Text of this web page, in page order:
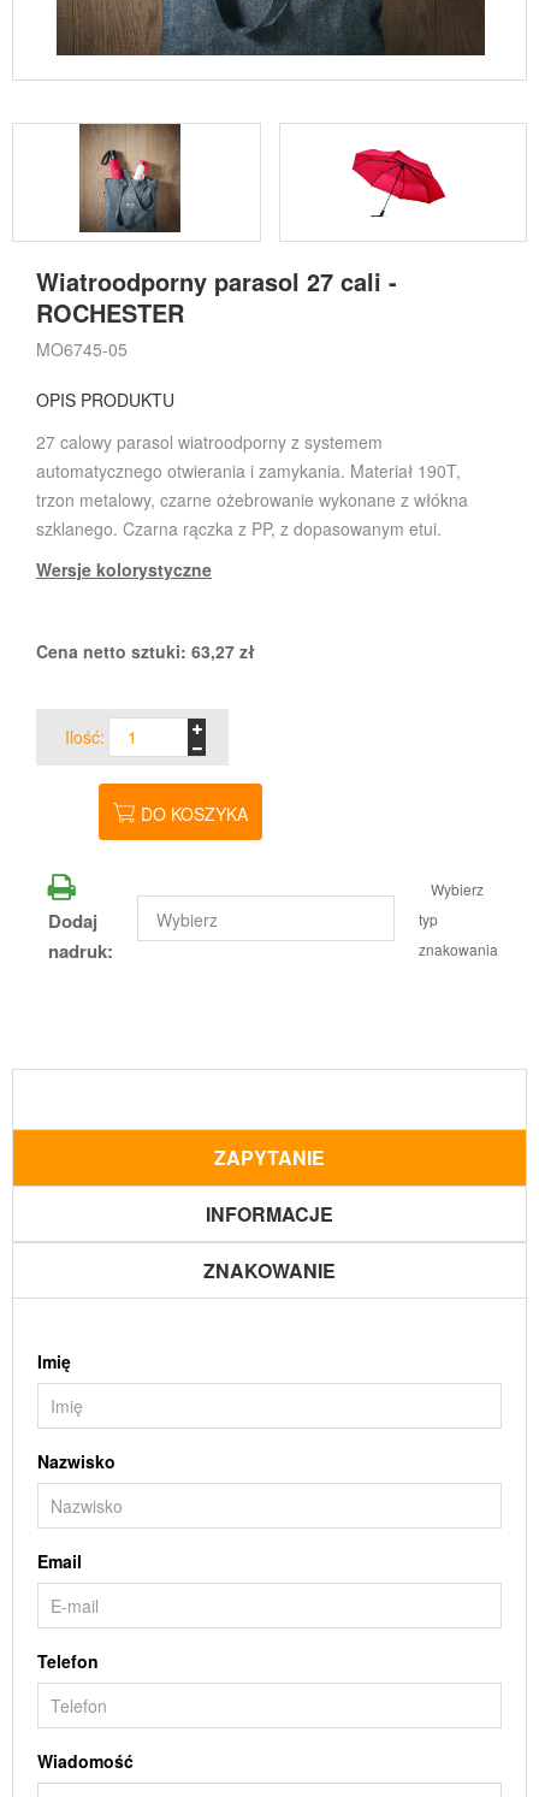
Wiatroodporny parasol 27 cali -
ROCHESTER
MO6745-05
OPIS PRODUKTU
27 calowy parasol wiatroodporny z systemem
automatycznego otwierania i zamykania. Materiał 190T,
trzon metalowy, czarne ożebrowanie wykonane z włókna
szklanego. Czarna rączka z PP, z dopasowanym etui.
Wersje kolorystyczne
Cena netto sztuki: 63,27 zł
Ilość:
DO KOSZYKA
Dodaj
nadruk:
Wybierz
typ
znakowania
ZAPYTANIE
INFORMACJE
ZNAKOWANIE
Imię
Nazwisko
Email
Telefon
Wiadomość